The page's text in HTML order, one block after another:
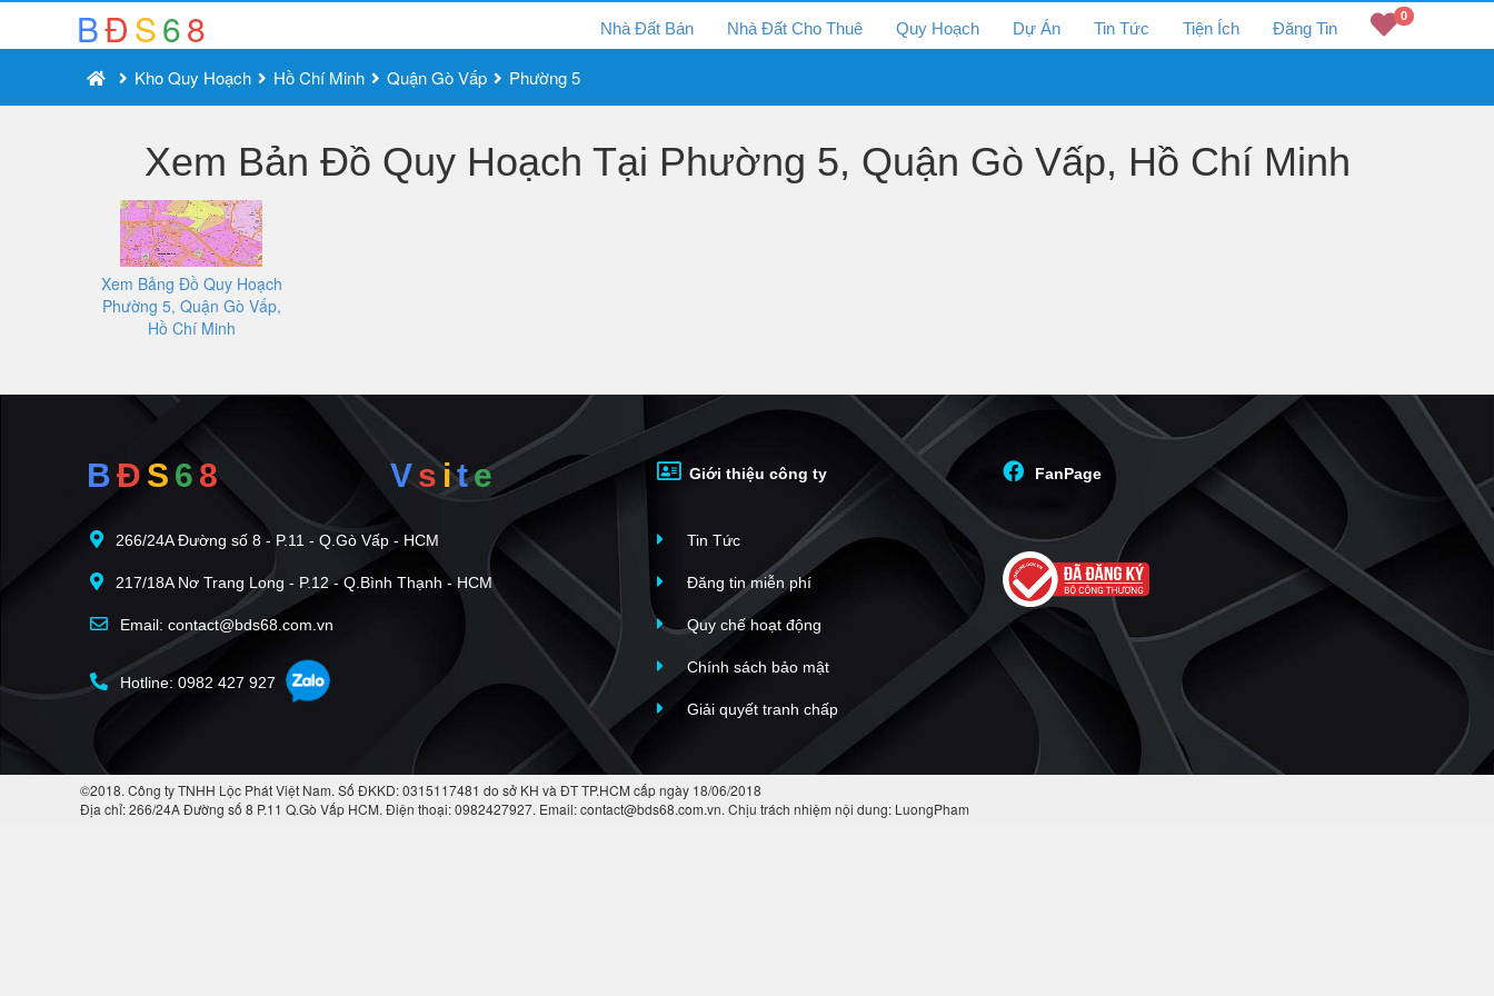
BĐS68 Nhà Đất Bán Nhà Đất Cho Thuê Quy Hoạch Dự Án Tin Tức Tiện Ích Đăng Tin
0
Kho Quy Hoạch Hồ Chí Minh Quận Gò Vấp Phường 5
Xem Bản Đồ Quy Hoạch Tại Phường 5, Quận Gò Vấp, Hồ Chí Minh
Xem Bảng Đồ Quy Hoạch
Phường 5, Quận Gò Vấp,
Hồ Chí Minh
BĐ S 6 8 Vsite
266/24A Đường số 8 - P.11 - Q.Gò Vấp - HCM
217/18A Nơ Trang Long - P.12 - Q.Bình Thạnh - HCM
Email: contact@bds68.com.vn
Hotline: 0982 427 927
Giới thiệu công ty
Tin Tức
Đăng tin miễn phí
Quy chế hoạt động
Chính sách bảo mật
Giải quyết tranh chấp
FanPage
©2018. Công ty TNHH Lộc Phát Việt Nam. Số ĐKKD: 0315117481 do sở KH và ĐT TP.HCM cấp ngày 18/06/2018
Địa chỉ: 266/24A Đường số 8 P.11 Q.Gò Vấp HCM. Điện thoại: 0982427927. Email: contact@bds68.com.vn. Chịu trách nhiệm nội dung: LuongPham